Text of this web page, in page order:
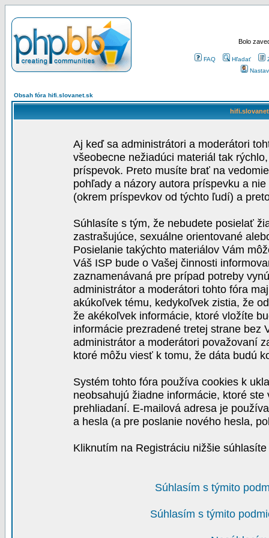
Bolo
FAQ Hľadať
Obsah fóra hifi.slovanet.sk
Aj keď sa administrátori a moderátori
všeobecne nežiadúci materiál tak
príspevok. Preto musíte brať na
pohľady a názory autora príspevku a
(okrem príspevkov od týchto ľudí) a
Súhlasíte s tým, že nebudete posielať
zastrašujúce, sexuálne orientované
Posielanie takýchto materiálov Vám
Váš ISP bude o Vašej činnosti
zaznamenávaná pre prípad potreby
administrátor a moderátori tohto fóra
akúkoľvek tému, kedykoľvek zistia, že
že akékoľvek informácie, ktoré vložíte
informácie prezradené tretej strane bez
administrátor a moderátori považovaní
ktoré môžu viesť k tomu, že dáta budú
Systém tohto fóra používa cookies k
neobsahujú žiadne informácie, ktoré
prehliadaní. E-mailová adresa je
a hesla (a pre poslanie nového hesla,
Kliknutím na Registráciu nižšie
Súhlasím s týmito
Súhlasím s týmito